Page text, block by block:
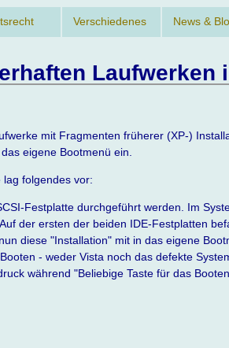
Verschiedenes News &
Laufwerken
mit Fragmenten früherer (XP-)
eigene Bootmenü ein.
folgendes vor:
Festplatte durchgeführt werden. Im
der ersten der beiden IDE-Festplatten
diese "Installation" mit in das eigene
- weder Vista noch das defekte
während "Beliebige Taste für das